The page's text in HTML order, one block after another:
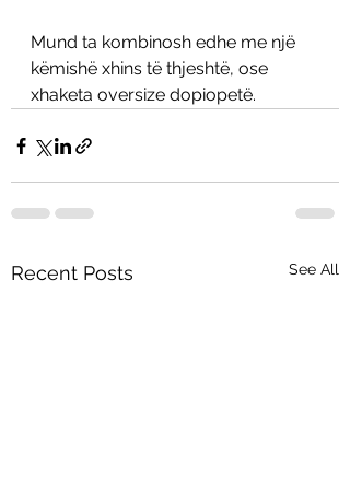
Mund ta kombinosh edhe me një
këmishë xhins të thjeshtë, ose
xhaketa oversize dopiopetë.
Recent Posts See All